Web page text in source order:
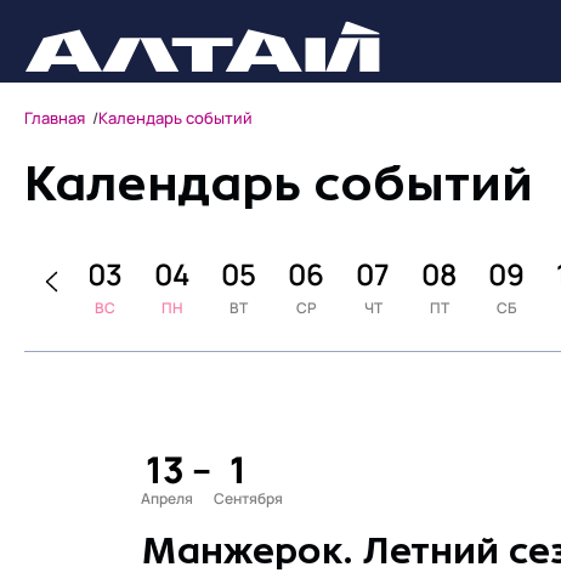
Главная Календарь событий
Календарь событий
02 03
ВС
04
ПН
05
ВТ
06
СР
07
ЧТ
08
ПТ
09
СБ
13
Апреля
– 1
Сентября
Манжерок. Летний